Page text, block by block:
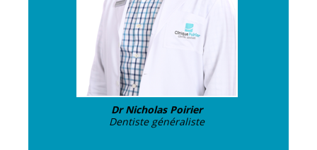
Dr Nicholas Poirier
Dentiste généraliste